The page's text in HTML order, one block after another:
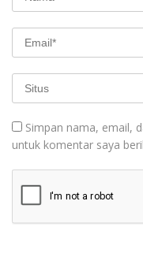
Simpan nama, email,
untuk komentar saya